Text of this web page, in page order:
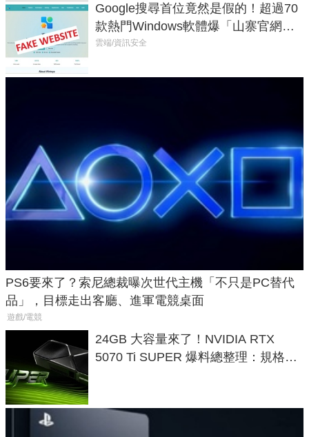
Google搜尋首位竟然是假的！超過70
款熱門Windows軟體爆「山寨官網」
危機
雲端/資訊安全
PS6要來了？索尼總裁曝次世代主機「不只是PC替代
品」，目標走出客廳、進軍電競桌面
遊戲/電競
24GB 大容量來了！NVIDIA RTX
5070 Ti SUPER 爆料總整理：規格、